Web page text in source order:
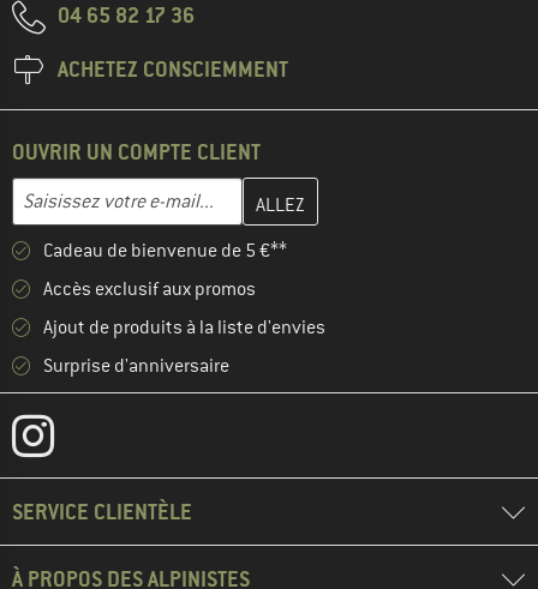
04 65 82 17 36
ACHETEZ CONSCIEMMENT
OUVRIR UN COMPTE CLIENT
Adresse e-mail
Entrez votre adresse e-mail ici et créez votre compte client à la
Cadeau de bienvenue de 5 €**
Accès exclusif aux promos
Ajout de produits à la liste d'envies
Surprise d'anniversaire
SERVICE CLIENTÈLE
À PROPOS DES ALPINISTES